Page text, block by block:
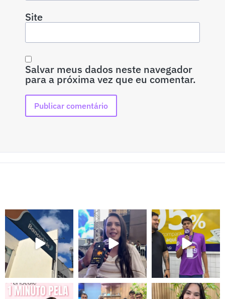
Site
Salvar meus dados neste navegador
para a próxima vez que eu comentar.